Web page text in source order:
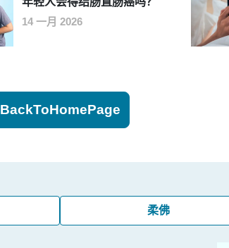
14 一月 2026
BackToHomePage
柔佛